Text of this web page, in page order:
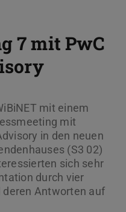
7 mit PwC
mit einem
mit
in den neuen
(S3 02)
sich sehr
durch vier
Antworten auf